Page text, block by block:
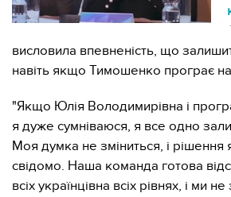
висловила впевненість, що
навіть якщо Тимошенко програє
"Якщо Юлія Володимирівна і
я дуже сумніваюся, я все одно
Моя думка не зміниться, і рішення
свідомо. Наша команда готова
всіх українцівна всіх рівнях, і ми